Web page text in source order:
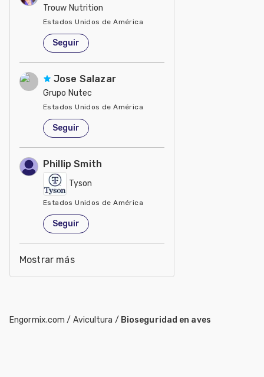
Trouw Nutrition
Estados Unidos de América
Seguir
Jose Salazar
Grupo Nutec
Estados Unidos de América
Seguir
Phillip Smith
Tyson
Estados Unidos de América
Seguir
Mostrar más
Engormix.com / Avicultura / Bioseguridad en aves